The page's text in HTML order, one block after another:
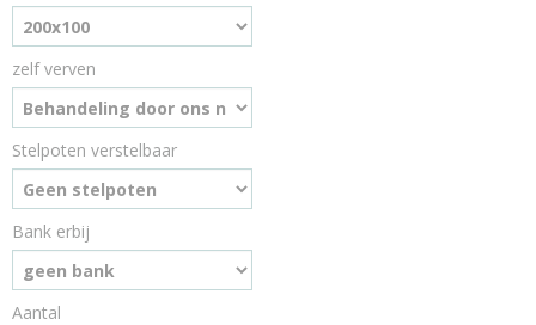
zelf verven
Stelpoten verstelbaar
Bank erbij
Aantal